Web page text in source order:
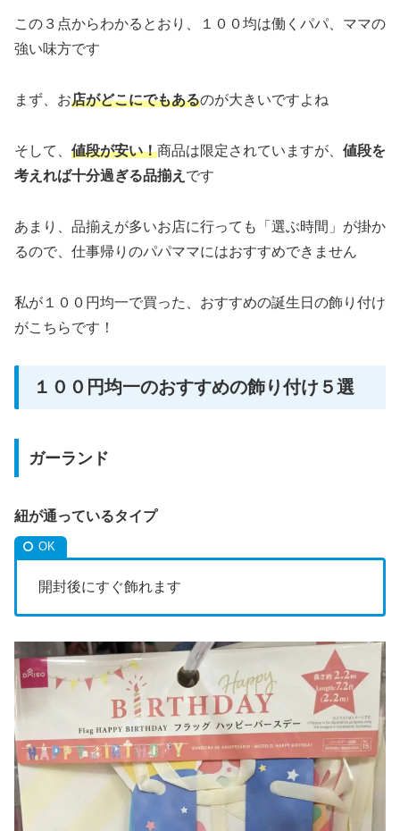
この３点からわかるとおり、１００均は働くパパ、ママの
強い味方です
まず、お店がどこにでもあるのが大きいですよね
そして、 値段が安い！商品は限定されていますが、 値段を
考えれば十分過ぎる品揃え です
あまり、品揃えが多いお店に行っても「選ぶ時間」が掛か
るので、仕事帰りのパパママにはおすすめできません
私が１００円均一で買った、おすすめの誕生日の飾り付け
がこちらです！
１００円均一のおすすめの飾り付け５選
ガーランド
紐が通っているタイプ
開封後にすぐ飾れます